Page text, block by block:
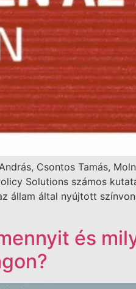
Csontos Tamás,
Solutions számos
állam által nyújtott
és